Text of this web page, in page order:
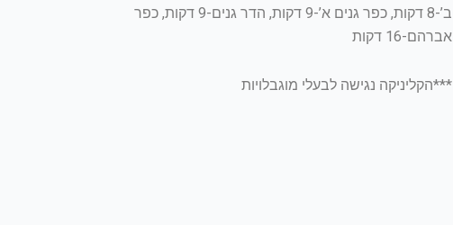
ב’-8 דקות, כפר גנים א’-9 דקות, הדר גנים-9 דקות, כפר
אברהם-16 דקות
***הקליניקה נגישה לבעלי מוגבלויות